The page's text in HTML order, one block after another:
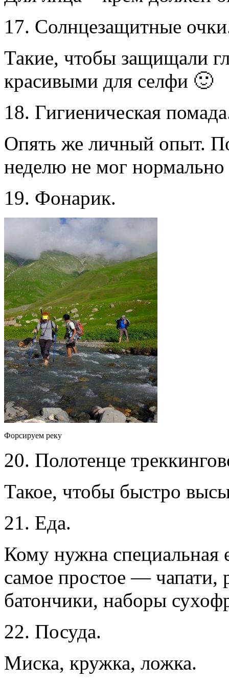
17. Солнцезащитные
Такие, чтобы защищали
красивыми для селфи 🙂
18. Гигиеническая
Опять же личный опыт.
неделю не мог нормально
19. Фонарик.
Форсируем реку
20. Полотенце
Такое, чтобы быстро
21. Еда.
Кому нужна специальная
самое простое — чапати,
батончики, наборы
22. Посуда.
Миска, кружка, ложка.